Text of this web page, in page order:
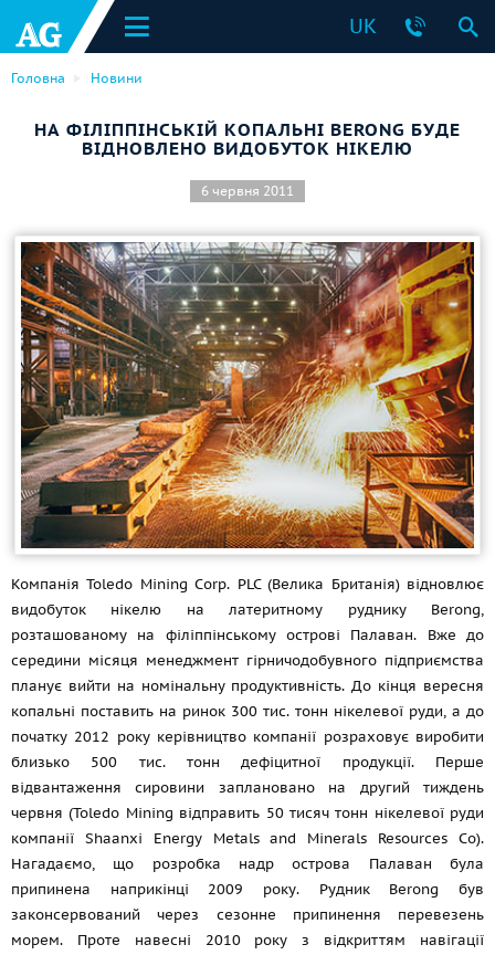
UK
Головна Новини
НА ФІЛІППІНСЬКІЙ КОПАЛЬНІ BERONG БУДЕ
ВІДНОВЛЕНО ВИДОБУТОК НІКЕЛЮ
6 червня 2011
Компанія Toledo Mining Corp. PLC (Велика Британія) відновлює
видобуток нікелю на латеритному руднику Berong,
розташованому на філіппінському острові Палаван. Вже до
середини місяця менеджмент гірничодобувного підприємства
планує вийти на номінальну продуктивність. До кінця вересня
копальні поставить на ринок 300 тис. тонн нікелевої руди, а до
початку 2012 року керівництво компанії розраховує виробити
близько 500 тис. тонн дефіцитної продукції. Перше
відвантаження сировини заплановано на другий тиждень
червня (Toledo Mining відправить 50 тисяч тонн нікелевої руди
компанії Shaanxi Energy Metals and Minerals Resources Co).
Нагадаємо, що розробка надр острова Палаван була
припинена наприкінці 2009 року. Рудник Berong був
законсервований через сезонне припинення перевезень
морем. Проте навесні 2010 року з відкриттям навігації